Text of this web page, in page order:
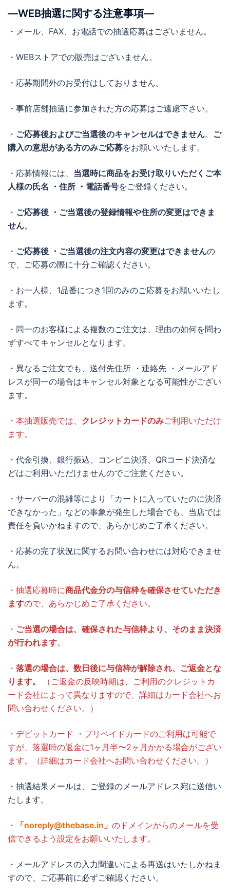
―WEB抽選に関する注意事項―
・メール、FAX、お電話での抽選応募はございません。
・WEBストアでの販売はございません。
・応募期間外のお受付はしておりません。
・事前店舗抽選に参加された方の応募はご遠慮下さい。
・ ご応募後およびご当選後のキャンセルはできません。 ご
購入の意思がある方のみご応募をお願いいたします。
・応募情報には、 当選時に商品をお受け取りいただくご本
人様の氏名 ・住所 ・電話番号をご登録ください。
・ ご応募後 ・ご当選後の登録情報や住所の変更はできま
せん。
・ ご応募後 ・ご当選後の注文内容の変更はできませんの
で、ご応募の際に十分ご確認ください。
・お一人様、1品番につき1回のみのご応募をお願いいたし
ます。
・同一のお客様による複数のご注文は、理由の如何を問わ
ずすべてキャンセルとなります。
・異なるご注文でも、送付先住所 ・連絡先 ・メールアド
レスが同一の場合はキャンセル対象となる可能性がござい
ます。
・本抽選販売では、 クレジットカードのみご利用いただけ
ます。
・代金引換、銀行振込、コンビニ決済、QRコード決済な
どはご利用いただけませんのでご注意ください。
・サーバーの混雑等により「カートに入っていたのに決済
できなかった」などの事象が発生した場合でも、当店では
責任を負いかねますので、あらかじめご了承ください。
・応募の完了状況に関するお問い合わせには対応できませ
ん。
・抽選応募時に商品代金分の与信枠を確保させていただき
ますので、あらかじめご了承ください。
・ ご当選の場合は、確保された与信枠より、そのまま決済
が行われます。
・ 落選の場合は、数日後に与信枠が解除され、ご返金とな
ります。
（ご返金の反映時期は、ご利用のクレジットカ
ード会社によって異なりますので、詳細はカード会社へお
問い合わせください。）
・デビットカード ・プリペイドカードのご利用は可能で
すが、落選時の返金に1ヶ月半〜2ヶ月かかる場合がござい
ます。（詳細はカード会社へお問い合わせください。）
・抽選結果メールは、ご登録のメールアドレス宛に送信い
たします。
・ 「noreply@thebase.in 」 のドメインからのメールを受
信できるよう設定をお願いいたします。
・メールアドレスの入力間違いによる再送はいたしかねま
すので、ご応募前に必ずご確認ください。